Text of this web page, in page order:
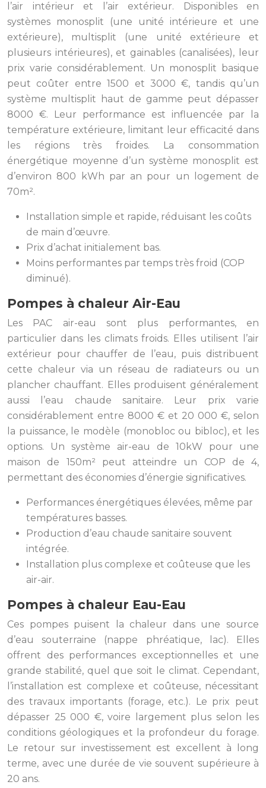
l’air intérieur et l’air extérieur. Disponibles en
systèmes monosplit (une unité intérieure et une
extérieure), multisplit (une unité extérieure et
plusieurs intérieures), et gainables (canalisées), leur
prix varie considérablement. Un monosplit basique
peut coûter entre 1500 et 3000 €, tandis qu’un
système multisplit haut de gamme peut dépasser
8000 €. Leur performance est influencée par la
température extérieure, limitant leur efficacité dans
les régions très froides. La consommation
énergétique moyenne d’un système monosplit est
d’environ 800 kWh par an pour un logement de
70m².
Installation simple et rapide, réduisant les coûts
de main d’œuvre.
Prix d’achat initialement bas.
Moins performantes par temps très froid (COP
diminué).
Pompes à chaleur Air-Eau
Les PAC air-eau sont plus performantes, en
particulier dans les climats froids. Elles utilisent l’air
extérieur pour chauffer de l’eau, puis distribuent
cette chaleur via un réseau de radiateurs ou un
plancher chauffant. Elles produisent généralement
aussi l’eau chaude sanitaire. Leur prix varie
considérablement entre 8000 € et 20 000 €, selon
la puissance, le modèle (monobloc ou bibloc), et les
options. Un système air-eau de 10kW pour une
maison de 150m² peut atteindre un COP de 4,
permettant des économies d’énergie significatives.
Performances énergétiques élevées, même par
températures basses.
Production d’eau chaude sanitaire souvent
intégrée.
Installation plus complexe et coûteuse que les
air-air.
Pompes à chaleur Eau-Eau
Ces pompes puisent la chaleur dans une source
d’eau souterraine (nappe phréatique, lac). Elles
offrent des performances exceptionnelles et une
grande stabilité, quel que soit le climat. Cependant,
l’installation est complexe et coûteuse, nécessitant
des travaux importants (forage, etc.). Le prix peut
dépasser 25 000 €, voire largement plus selon les
conditions géologiques et la profondeur du forage.
Le retour sur investissement est excellent à long
terme, avec une durée de vie souvent supérieure à
20 ans.